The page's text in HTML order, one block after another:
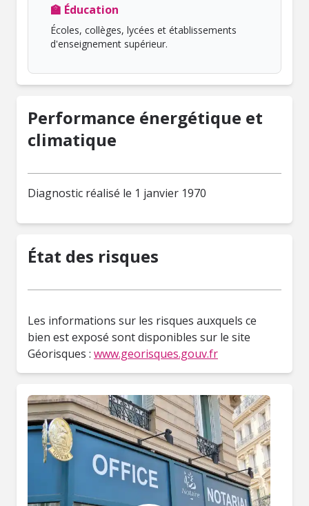
🏫 Éducation
Écoles, collèges, lycées et établissements
d'enseignement supérieur.
Performance énergétique et
climatique
Diagnostic réalisé le 1 janvier 1970
État des risques
Les informations sur les risques auxquels ce
bien est exposé sont disponibles sur le site
Géorisques : www.georisques.gouv.fr